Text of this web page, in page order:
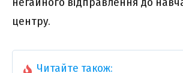
центру.
Читайте також: